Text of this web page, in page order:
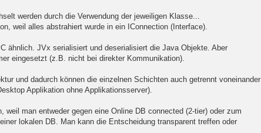
werden durch die Verwendung der jeweiligen Klasse...
weil alles abstrahiert wurde in ein IConnection (Interface).
ähnlich. JVx serialisiert und deserialisiert die Java Objekte. Aber
eingesetzt (z.B. nicht bei direkter Kommunikation).
und dadurch können die einzelnen Schichten auch getrennt voneinander
Applikation ohne Applikationsserver).
weil man entweder gegen eine Online DB connected (2-tier) oder zum
lokalen DB. Man kann die Entscheidung transparent treffen oder